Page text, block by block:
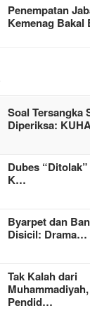
Penempatan
Kemenag
Soal Tersangka
Diperiksa:
Dubes
K…
Byarpet dan
Disicil: Drama…
Tak Kalah dari
Pendid…